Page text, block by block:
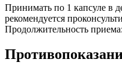
Принимать по 1 капсуле в
рекомендуется
Продолжительность